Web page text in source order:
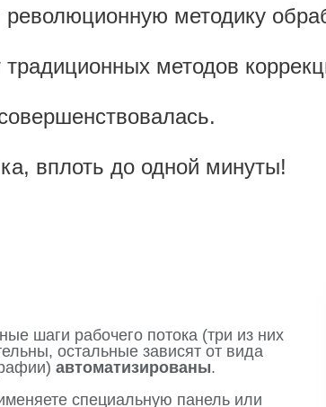
шаги рабочего потока (три из них
остальные зависят от вида
автоматизированы.
специальную панель или
методику
методов
вплоть до одной минуты!